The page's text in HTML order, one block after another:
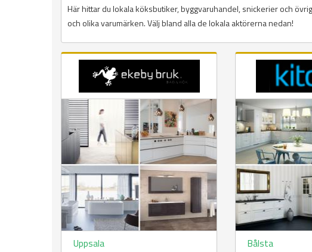
Här hittar du lokala köksbutiker, byggvaruhandel, snickerier och
och olika varumärken. Välj bland alla de lokala aktörerna nedan!
Uppsala Bålsta